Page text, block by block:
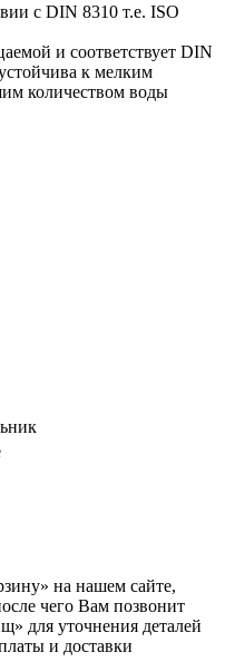
с DIN 8310 т.е. ISO
и соответствует DIN
к мелким
количеством воды
на нашем сайте,
чего Вам позвонит
для уточнения деталей
и доставки